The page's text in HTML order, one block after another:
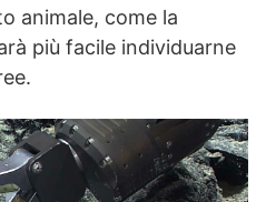
animale, come la
più facile individuarne